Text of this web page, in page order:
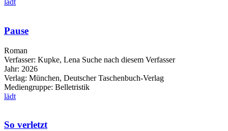
lädt
Pause
Roman
Verfasser: Kupke, Lena Suche nach diesem Verfasser
Jahr: 2026
Verlag: München, Deutscher Taschenbuch-Verlag
Mediengruppe: Belletristik
lädt
So verletzt